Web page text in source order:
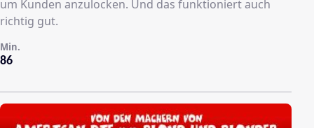
um Kunden anzulocken. Und das funktioniert auch
richtig gut.
86
Min.